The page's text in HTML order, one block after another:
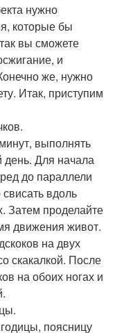
нужно
которые бы
вы сможете
и
же, нужно
Итак, приступим
выполнять
Для начала
до параллели
вдоль
Затем проделайте
движения живот.
на двух
скакалкой. После
на обоих ногах и
поясницу